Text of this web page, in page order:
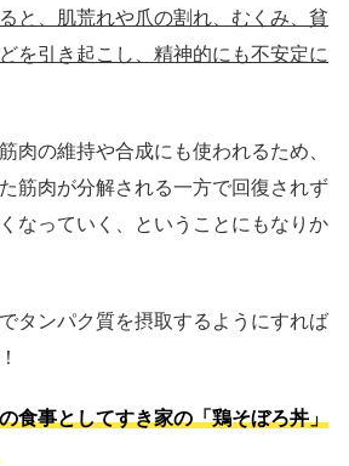
と、肌荒れや爪の割れ、むくみ、貧
を引き起こし、精神的にも不安定に
肉の維持や合成にも使われるため、
筋肉が分解される一方で回復されず
なっていく、ということにもなりか
タンパク質を摂取するようにすれば
食事としてすき家の「鶏そぼろ丼」